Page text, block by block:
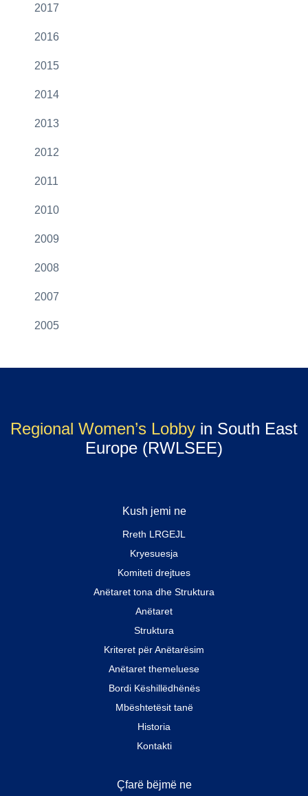
2017
2016
2015
2014
2013
2012
2011
2010
2009
2008
2007
2005
Regional Women’s Lobby in South East
Europe (RWLSEE)
Kush jemi ne
Rreth LRGEJL
Kryesuesja
Komiteti drejtues
Anëtaret tona dhe Struktura
Anëtaret
Struktura
Kriteret për Anëtarësim
Anëtaret themeluese
Bordi Këshillëdhënës
Mbështetësit tanë
Historia
Kontakti
Çfarë bëjmë ne